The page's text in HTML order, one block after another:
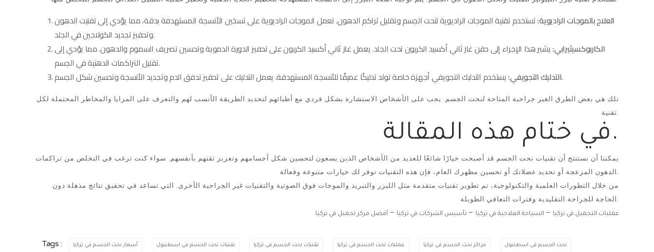
العلاج بالموجات الراديوية:تستخدم تقنية الموجات الراديوية لنحت الجسم وتقليل تراكم الدهون. تعمل الموجات الراديوية على تسخين الأنسجة المستهدفة بدقة، مما يؤدي إلى تفتيت الدهون
وتحفيز تجديد الكولاجين في الجلد.
الكاربوكسيثيرابي: يشير هذا الإجراء إلى حقن غاز ثاني أكسيد الكربون تحت الجلد. يعمل غاز ثاني أكسيد الكربون على تحفيز الدورة الدموية وتحسين تصريف السموم والدهون. مما يؤدي إلى
تقليل التراكمات الدهنية في الجسم.
التدليك التجويفي:يستخدم التدليك التجويفي أجهزة خاصة تولد تدليكًا عميقًا للأنسجة المستهدفة. يعمل التدليك على تحفيز تدفق الدم وتجديد الأنسجة وتحسين شكل الجسم.
تلك هي بعض الطرق الغير جراحية المتاحة لنحت الجسم. يجب على الأشخاص الاستشارة بشكل فردي مع أطبائهم لتحديد الطريقة الأنسب لهم والتعرف على المزايا والمخاطر المحتملة لكل
في ختام هذه المقالة.
يمكننا أن نستنتج أن تقنيات نحت الجسم قد أصبحت خيارًا شائعًا للعديد من الأشخاص الذين يسعون لتحسين شكل أجسامهم وتعزيز ثقتهم بأنفسهم. سواء كنت ترغب في التخلص من تراكمات
من خلال التطورات العلمية والتكنولوجية، تم تطوير تقنيات متقدمة مثل الليزر والتبريد والموجات فوق الصوتية والتقنيات غير الجراحية الأخرى. التي تساعد في تحقيق نتائج مذهلة دون
عمليات التجميل في تركيا – السياحة العلاجية في تركيا – تأسيس الشركات في تركيا – أفضل مركز تجميل في تركيا
Tags : أسعار نحت الجسم في تركيا تقنيات نحت الجسم في اسطنبول تقنيات نحت الجسم في تركيا عمليات نحت الجسم في تركيا مراكز نحت الجسم في تركيا نحت الجسم في اسطنبول